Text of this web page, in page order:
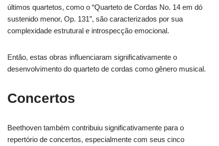
últimos quartetos, como o “Quarteto de Cordas No. 14 em dó
sustenido menor, Op. 131”, são caracterizados por sua
complexidade estrutural e introspecção emocional.
Então, estas obras influenciaram significativamente o
desenvolvimento do quarteto de cordas como gênero musical.
Concertos
Beethoven também contribuiu significativamente para o
repertório de concertos, especialmente com seus cinco